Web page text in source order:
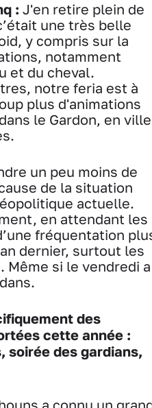
: J'en retire plein de
une très belle
y compris sur la
notamment
et du cheval.
notre feria est à
plus d'animations
le Gardon, en ville
un peu moins de
de la situation
actuelle.
en attendant les
fréquentation
dernier, surtout les
Même si le vendredi a
des
cette année :
soirée des gardians,
a connu un